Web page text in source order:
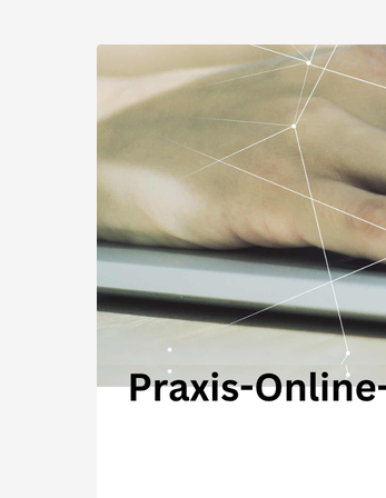
Workshops
zur
digitalen
Transformation
in
Unternehmen
–
Prof.